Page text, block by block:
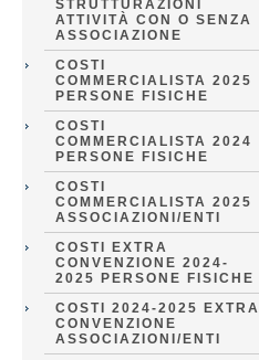
STRUTTURAZIONI
ATTIVITÀ CON O SENZA
ASSOCIAZIONE
COSTI
COMMERCIALISTA 2025
PERSONE FISICHE
COSTI
COMMERCIALISTA 2024
PERSONE FISICHE
COSTI
COMMERCIALISTA 2025
ASSOCIAZIONI/ENTI
COSTI EXTRA
CONVENZIONE 2024-
2025 PERSONE FISICHE
COSTI 2024-2025 EXTRA
CONVENZIONE
ASSOCIAZIONI/ENTI